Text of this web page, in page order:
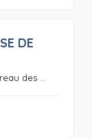
0
DE
des ...